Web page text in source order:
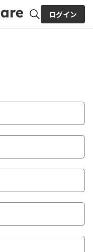
ログイン